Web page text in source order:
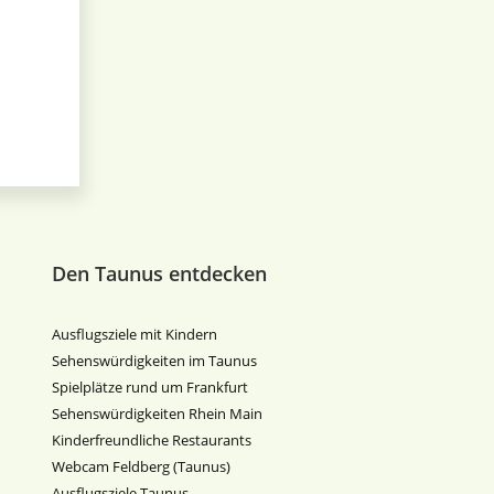
Den Taunus entdecken
Ausflugsziele mit Kindern
Sehenswürdigkeiten im Taunus
Spielplätze rund um Frankfurt
Sehenswürdigkeiten Rhein Main
Kinderfreundliche Restaurants
Webcam Feldberg (Taunus)